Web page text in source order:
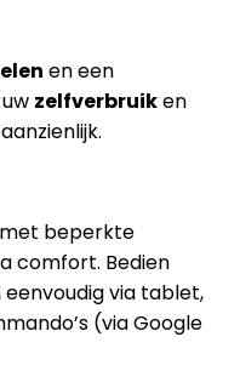
en een
zelfverbruiken
aanzienlijk.
beperkte
comfort. Bedien
via tablet,
(via Google